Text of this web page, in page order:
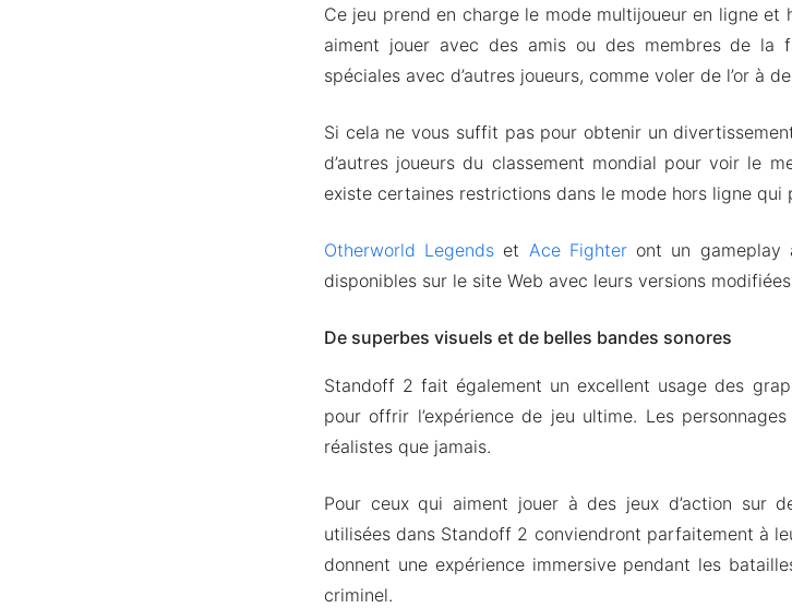
Ce jeu prend en charge le mode multijoueur en ligne
aiment jouer avec des amis ou des membres de la
spéciales avec d’autres joueurs, comme voler de l’or à
Si cela ne vous suffit pas pour obtenir un
d’autres joueurs du classement mondial pour voir le
existe certaines restrictions dans le mode hors ligne qui
Otherworld Legends et Ace Fighteront un gameplay
disponibles sur le site Web avec leurs versions
De superbes visuels et de belles bandes sonores
Standoff 2 fait également un excellent usage des
pour offrir l’expérience de jeu ultime. Les
réalistes que jamais.
Pour ceux qui aiment jouer à des jeux d’action sur
utilisées dans Standoff 2 conviendront parfaitement à
donnent une expérience immersive pendant les
criminel.